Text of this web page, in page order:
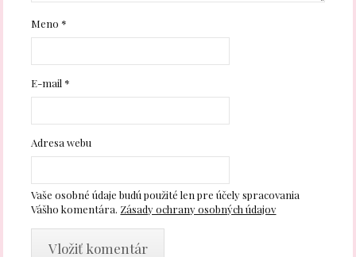
Meno*
E-mail*
Adresa webu
Vaše osobné údaje budú použité len pre účely spracovania
Vášho komentára. Zásady ochrany osobných údajov